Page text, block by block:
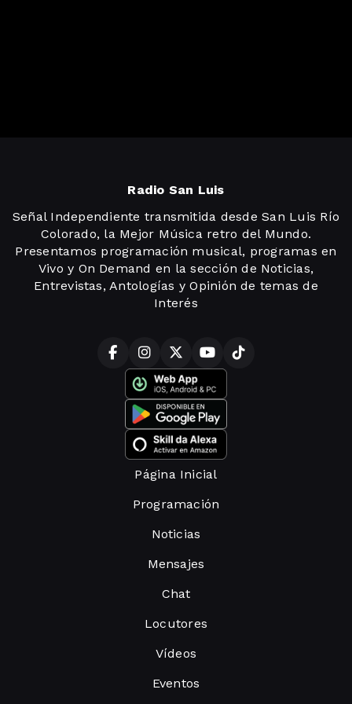
Radio San Luis
Señal Independiente transmitida desde San Luis Río
Colorado, la Mejor Música retro del Mundo.
Presentamos programación musical, programas en
Vivo y On Demand en la sección de Noticias,
Entrevistas, Antologías y Opinión de temas de
Interés
Página Inicial
Programación
Noticias
Mensajes
Chat
Locutores
Vídeos
Eventos